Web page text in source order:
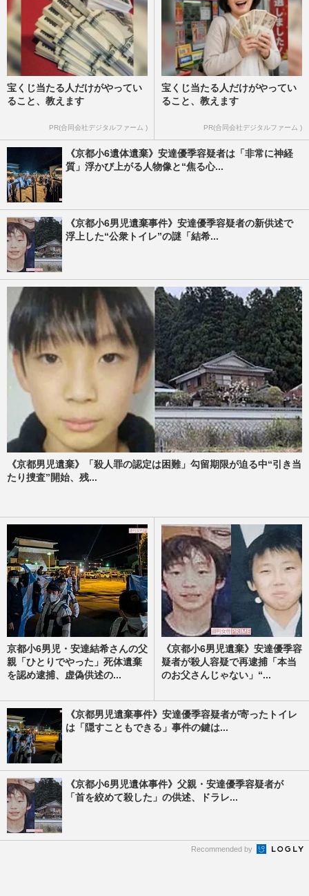
宝くじ当たる人だけがやってい
ること、教えます
PR(合同会社デジタルファーム )
宝くじ当たる人だけがやってい
ること、教えます
PR(合同会社デジタルファーム )
《京都小6遺体遺棄》安達優季容疑者は「非常に神経
質」浮かび上がる人物像と“焦る心...
《京都小6男児遺棄事件》安達優季容疑者の新供述で
浮上した“公衆トイレ”の謎「結希...
《京都男児遺棄》「殺人罪の認定は困難」勾留期限が迫る中“引き当
たり捜査”開始、残...
京都小6男児・安達結希さんの父
親「ひとりでやった」死体遺棄
を認め逮捕、虚偽供述の...
《京都小6男児遺棄》安達優季容
疑者が殺人容疑で再逮捕「本当
のお父さんじゃない」“...
《京都男児遺棄事件》安達優季容疑者が寄ったトイレ
は「隠すこともできる」事件の鍵は...
《京都小6男児遺体事件》父親・安達優季容疑者が
「首を絞めて殺した」の供述、ドラレ...
Recommended by